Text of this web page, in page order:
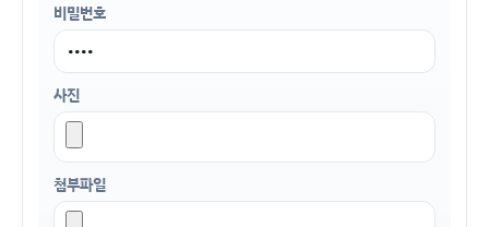
비밀번호
사진
첨부파일